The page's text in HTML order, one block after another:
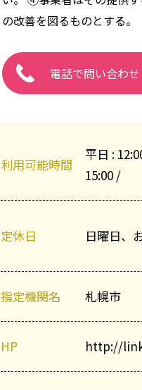
の改善を図るものとする。
電話で問い合わせ
利用可能時間
平日 :
15:00 /
定休日 日曜日、
指定機関名 札幌市
HP http://